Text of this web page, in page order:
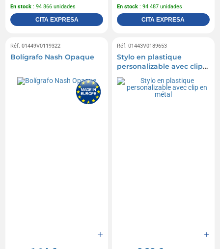
En stock : 94 866 unidades
CITA EXPRESA
En stock : 94 487 unidades
CITA EXPRESA
Réf. 01449V0119322
Bolígrafo Nash Opaque
Réf. 01443V0189653
Stylo en plastique
personalizable avec clip
en métal